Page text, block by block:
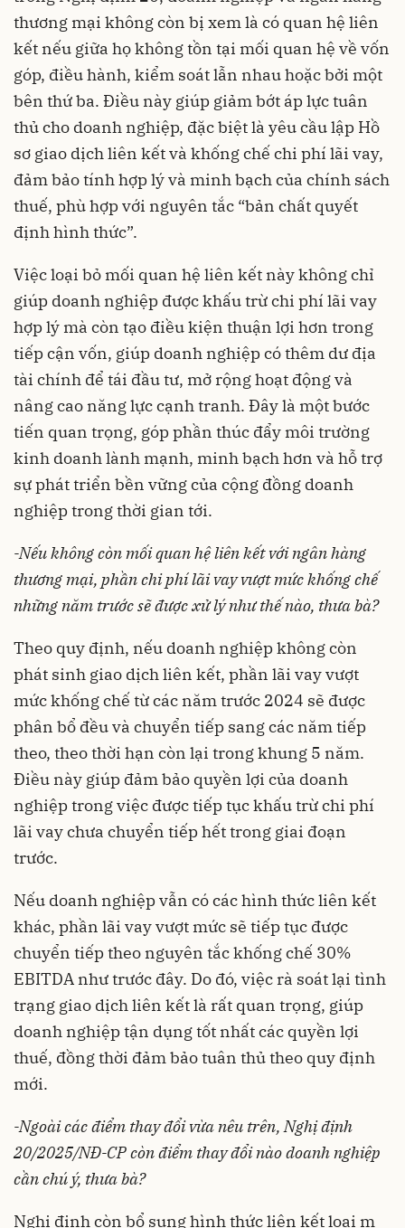
thương mại không còn bị xem là có quan hệ liên
kết nếu giữa họ không tồn tại mối quan hệ về vốn
góp, điều hành, kiểm soát lẫn nhau hoặc bởi một
bên thứ ba. Điều này giúp giảm bớt áp lực tuân
thủ cho doanh nghiệp, đặc biệt là yêu cầu lập Hồ
sơ giao dịch liên kết và khống chế chi phí lãi vay,
đảm bảo tính hợp lý và minh bạch của chính sách
thuế, phù hợp với nguyên tắc “bản chất quyết
định hình thức”.
Việc loại bỏ mối quan hệ liên kết này không chỉ
giúp doanh nghiệp được khấu trừ chi phí lãi vay
hợp lý mà còn tạo điều kiện thuận lợi hơn trong
tiếp cận vốn, giúp doanh nghiệp có thêm dư địa
tài chính để tái đầu tư, mở rộng hoạt động và
nâng cao năng lực cạnh tranh. Đây là một bước
tiến quan trọng, góp phần thúc đẩy môi trường
kinh doanh lành mạnh, minh bạch hơn và hỗ trợ
sự phát triển bền vững của cộng đồng doanh
nghiệp trong thời gian tới.
-Nếu không còn mối quan hệ liên kết với ngân hàng
thương mại, phần chi phí lãi vay vượt mức khống chế
những năm trước sẽ được xử lý như thế nào, thưa bà?
Theo quy định, nếu doanh nghiệp không còn
phát sinh giao dịch liên kết, phần lãi vay vượt
mức khống chế từ các năm trước 2024 sẽ được
phân bổ đều và chuyển tiếp sang các năm tiếp
theo, theo thời hạn còn lại trong khung 5 năm.
Điều này giúp đảm bảo quyền lợi của doanh
nghiệp trong việc được tiếp tục khấu trừ chi phí
lãi vay chưa chuyển tiếp hết trong giai đoạn
trước.
Nếu doanh nghiệp vẫn có các hình thức liên kết
khác, phần lãi vay vượt mức sẽ tiếp tục được
chuyển tiếp theo nguyên tắc khống chế 30%
EBITDA như trước đây. Do đó, việc rà soát lại tình
trạng giao dịch liên kết là rất quan trọng, giúp
doanh nghiệp tận dụng tốt nhất các quyền lợi
thuế, đồng thời đảm bảo tuân thủ theo quy định
mới.
-Ngoài các điểm thay đổi vừa nêu trên, Nghị định
20/2025/NĐ-CP còn điểm thay đổi nào doanh nghiệp
cần chú ý, thưa bà?
Nghị định còn bổ sung hình thức liên kết loại m